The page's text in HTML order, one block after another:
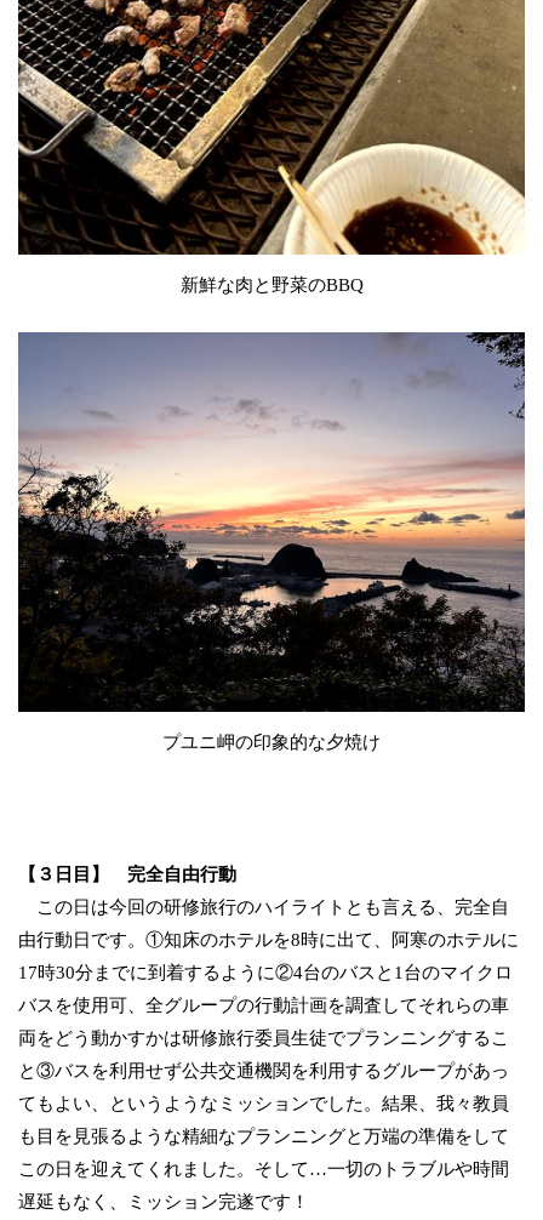
新鮮な肉と野菜のBBQ
プユニ岬の印象的な夕焼け
【３日目】 完全自由行動
この日は今回の研修旅行のハイライトとも言える、完全自
由行動日です。①知床のホテルを8時に出て、阿寒のホテルに
17時30分までに到着するように②4台のバスと1台のマイクロ
バスを使用可、全グループの行動計画を調査してそれらの車
両をどう動かすかは研修旅行委員生徒でプランニングするこ
と③バスを利用せず公共交通機関を利用するグループがあっ
てもよい、というようなミッションでした。結果、我々教員
も目を見張るような精細なプランニングと万端の準備をして
この日を迎えてくれました。そして…一切のトラブルや時間
遅延もなく、ミッション完遂です！